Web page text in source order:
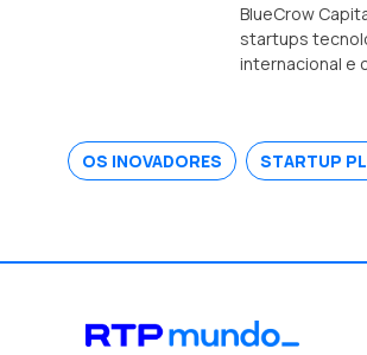
BlueCrow
startups
internacional e
OS INOVADORES STARTUP